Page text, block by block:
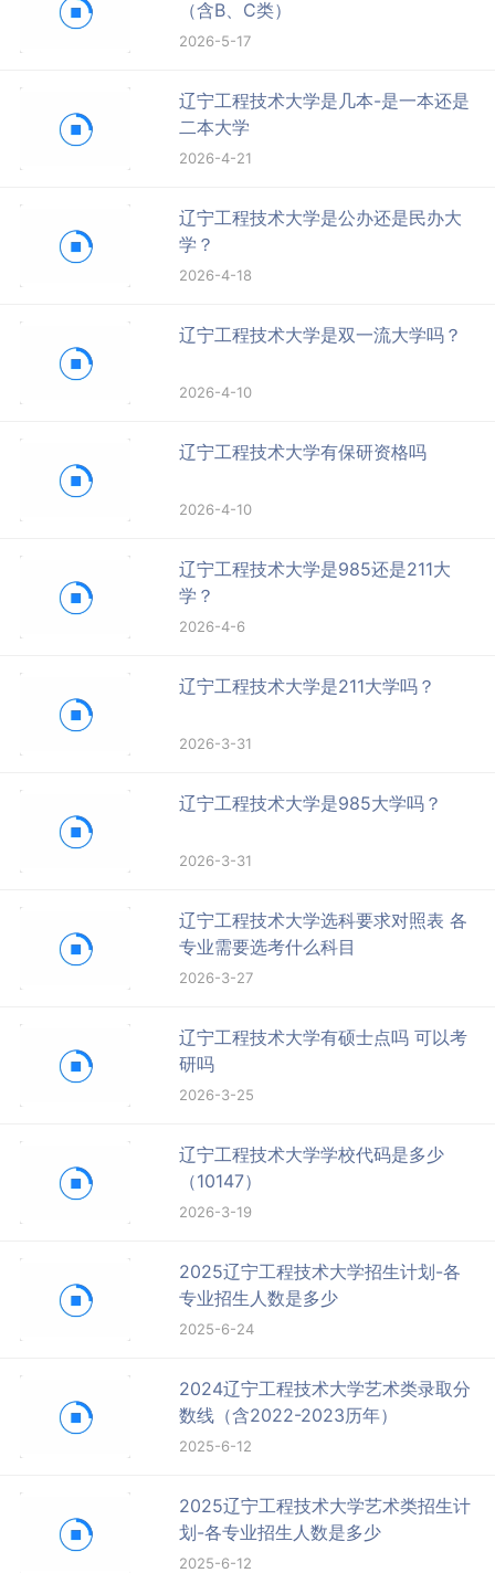
（含B、C类）
2026-5-17
辽宁工程技术大学是几本-是一本还是
二本大学
2026-4-21
辽宁工程技术大学是公办还是民办大
学？
2026-4-18
辽宁工程技术大学是双一流大学吗？
2026-4-10
辽宁工程技术大学有保研资格吗
2026-4-10
辽宁工程技术大学是985还是211大
学？
2026-4-6
辽宁工程技术大学是211大学吗？
2026-3-31
辽宁工程技术大学是985大学吗？
2026-3-31
辽宁工程技术大学选科要求对照表 各
专业需要选考什么科目
2026-3-27
辽宁工程技术大学有硕士点吗 可以考
研吗
2026-3-25
辽宁工程技术大学学校代码是多少
（10147）
2026-3-19
2025辽宁工程技术大学招生计划-各
专业招生人数是多少
2025-6-24
2024辽宁工程技术大学艺术类录取分
数线（含2022-2023历年）
2025-6-12
2025辽宁工程技术大学艺术类招生计
划-各专业招生人数是多少
2025-6-12